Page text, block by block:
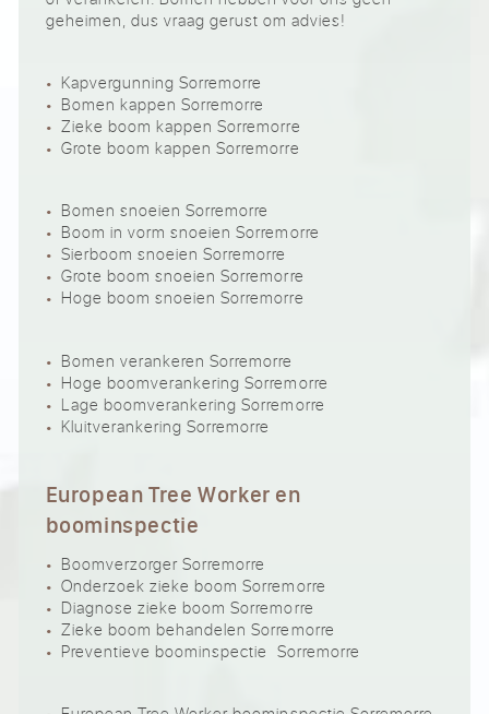
geheimen, dus vraag gerust om advies!
Kapvergunning Sorremorre
Bomen kappen Sorremorre
Zieke boom kappen Sorremorre
Grote boom kappen Sorremorre
Bomen snoeien Sorremorre
Boom in vorm snoeien Sorremorre
Sierboom snoeien Sorremorre
Grote boom snoeien Sorremorre
Hoge boom snoeien Sorremorre
Bomen verankeren Sorremorre
Hoge boomverankering Sorremorre
Lage boomverankering Sorremorre
Kluitverankering Sorremorre
European Tree Worker en
boominspectie
Boomverzorger Sorremorre
Onderzoek zieke boom Sorremorre
Diagnose zieke boom Sorremorre
Zieke boom behandelen Sorremorre
Preventieve boominspectie Sorremorre